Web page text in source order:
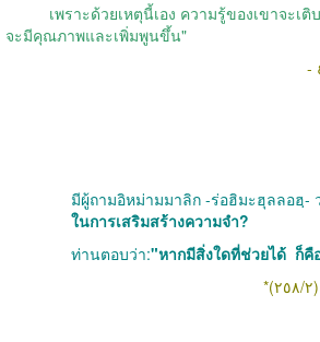
เพราะด้วยเหตุนี้เอง ความรู้ของเขาจะเติ
จะมีคุณภาพและเพิ่มพูนขึ้น"
มีผู้ถามอิหม่ามมาลิก -ร่อฮิมะฮุลลอฮฺ-
ในการเสริมสร้างความจำ?
ท่านตอบว่า:"หากมีสิ่งใดที่ช่วยได้ ก็คื